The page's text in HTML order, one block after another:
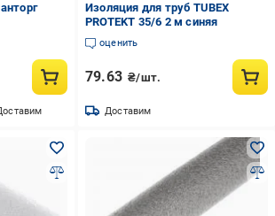
Изоляция для труб TUBEX
PROTEKT 35/6 2 м синяя
оценить
79.63 ₴/шт.
Доставим